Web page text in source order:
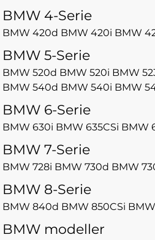
BMW 4-Serie
BMW 420d BMW 420i BMW
BMW 5-Serie
BMW 520d BMW 520i BMW
BMW 540d BMW 540i BMW
BMW 6-Serie
BMW 630i BMW 635CSi BMW
BMW 7-Serie
BMW 728i BMW 730d BMW
BMW 8-Serie
BMW 840d BMW 850CSi
BMW modeller